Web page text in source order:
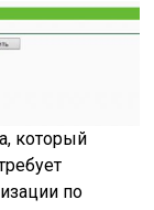
который
по